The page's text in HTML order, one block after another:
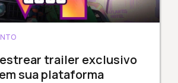
trailer exclusivo
sua plataforma